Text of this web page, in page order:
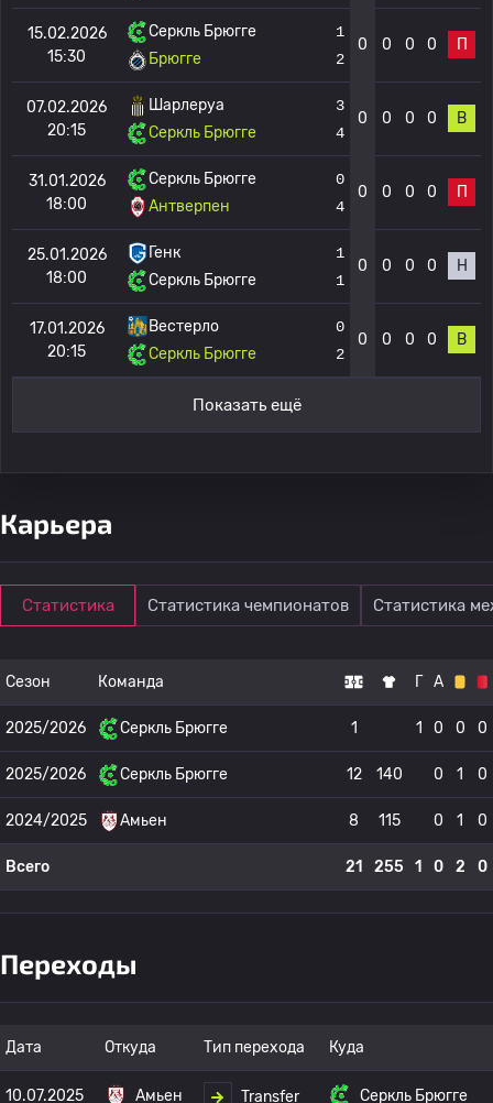
15.02.2026
15:30
Серкль Брюгге
Брюгге
1
2
0 0 0 0 П
07.02.2026
20:15
Шарлеруа
Серкль Брюгге
3
4
0 0 0 0 В
31.01.2026
18:00
Серкль Брюгге
Антверпен
0
4
0 0 0 0 П
25.01.2026
18:00
Генк
Серкль Брюгге
1
1
0 0 0 0 Н
17.01.2026
20:15
Вестерло
Серкль Брюгге
0
2
0 0 0 0 В
Показать ещё
Карьера
Статистика Статистика чемпионатов Статистика
Сезон Команда Г А
2025/2026 Серкль Брюгге 1 1 0 0 0
2025/2026 Серкль Брюгге 12 140 0 1 0
2024/2025 Амьен 8 115 0 1 0
Всего 21 255 1 0 2 0
Переходы
Дата Откуда Тип перехода Куда
10.07.2025 Амьен Transfer Серкль Брюгге